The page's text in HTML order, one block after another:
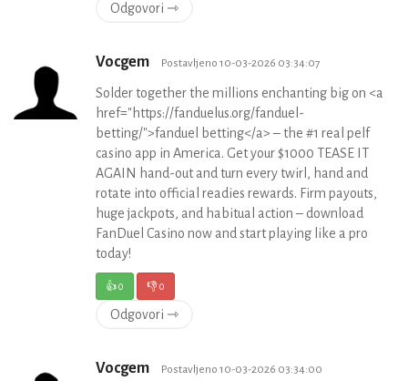
Odgovori ⇾
Vocgem Postavljeno 10-03-2026 03:34:07
Solder together the millions enchanting big on <a
href="https://fanduelus.org/fanduel-
betting/">fanduel betting</a> – the #1 real pelf
casino app in America. Get your $1000 TEASE IT
AGAIN hand-out and turn every twirl, hand and
rotate into official readies rewards. Firm payouts,
huge jackpots, and habitual action – download
FanDuel Casino now and start playing like a pro
today!
👍0 👎0
Odgovori ⇾
Vocgem Postavljeno 10-03-2026 03:34:00